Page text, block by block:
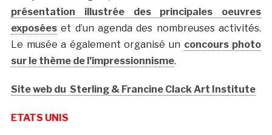
présentation illustrée des principales oeuvres
exposéeset d’un agenda des nombreuses activités.
Le musée a également organisé un concours photo
sur le thème de l’impressionnisme.
Site web du Sterling & Francine Clack Art Institute
ETATS UNIS